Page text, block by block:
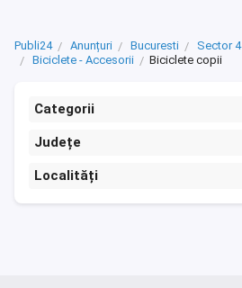
Publi24 Anunțuri Bucuresti Sector 4
Biciclete - Accesorii
Biciclete copii
Categorii
Județe
Localități